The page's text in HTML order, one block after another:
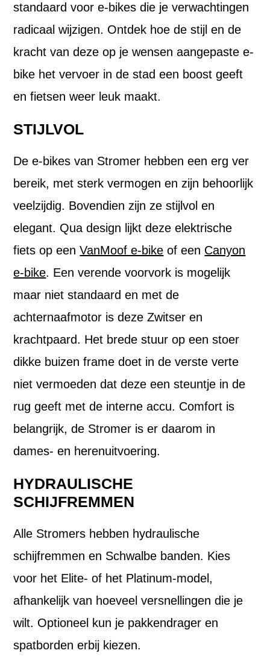
standaard voor e-bikes die je verwachtingen
radicaal wijzigen. Ontdek hoe de stijl en de
kracht van deze op je wensen aangepaste e-
bike het vervoer in de stad een boost geeft
en fietsen weer leuk maakt.
STIJLVOL
De e-bikes van Stromer hebben een erg ver
bereik, met sterk vermogen en zijn behoorlijk
veelzijdig. Bovendien zijn ze stijlvol en
elegant. Qua design lijkt deze elektrische
fiets op eenVanMoof e-bike of een Canyon
e-bike. Een verende voorvork is mogelijk
maar niet standaard en met de
achternaafmotor is deze Zwitser en
krachtpaard. Het brede stuur op een stoer
dikke buizen frame doet in de verste verte
niet vermoeden dat deze een steuntje in de
rug geeft met de interne accu. Comfort is
belangrijk, de Stromer is er daarom in
dames- en herenuitvoering.
HYDRAULISCHE
SCHIJFREMMEN
Alle Stromers hebben hydraulische
schijfremmen en Schwalbe banden. Kies
voor het Elite- of het Platinum-model,
afhankelijk van hoeveel versnellingen die je
wilt. Optioneel kun je pakkendrager en
spatborden erbij kiezen.